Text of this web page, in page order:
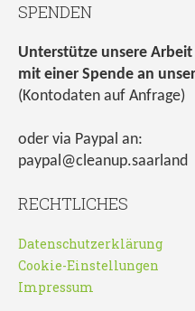
SPENDEN
Unterstütze unsere Arbeit
mit einer Spende an
(Kontodaten auf Anfrage)
oder via Paypal an:
paypal@cleanup.saarland
RECHTLICHES
Datenschutzerklärung
Cookie-Einstellungen
Impressum